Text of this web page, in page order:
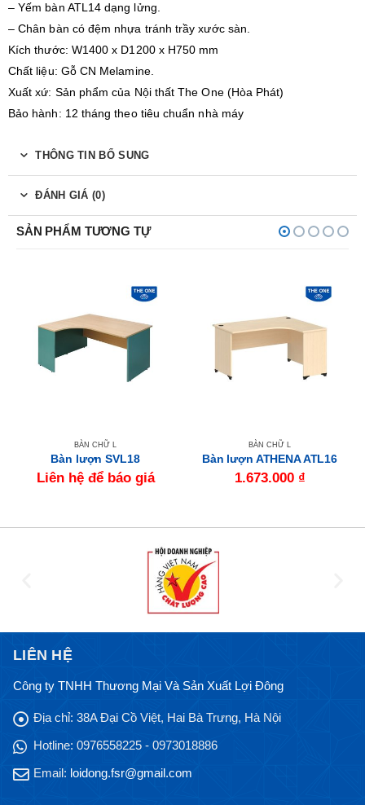
– Yếm bàn ATL14 dạng lửng.
– Chân bàn có đệm nhựa tránh trầy xước sàn.
Kích thước: W1400 x D1200 x H750 mm
Chất liệu: Gỗ CN Melamine.
Xuất xứ: Sản phẩm của Nội thất The One (Hòa Phát)
Bảo hành: 12 tháng theo tiêu chuẩn nhà máy
THÔNG TIN BỔ SUNG
ĐÁNH GIÁ (0)
SẢN PHẨM TƯƠNG TỰ
BÀN CHỮ L
Bàn lượn SVL18
Liên hệ để báo giá
BÀN CHỮ L
Bàn lượn ATHENA ATL16
1.673.000 ₫
LIÊN HỆ
Công ty TNHH Thương Mại Và Sản Xuất Lợi Đông
Địa chỉ: 38A Đại Cồ Việt, Hai Bà Trưng, Hà Nội
Hotline: 0976558225 - 0973018886
Email: loidong.fsr@gmail.com